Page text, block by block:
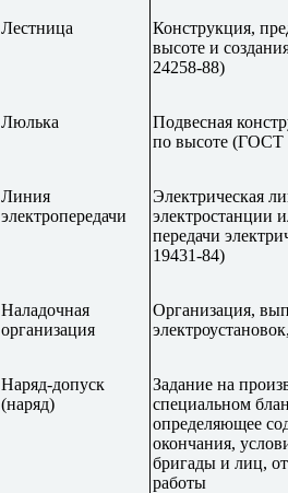
Лестница
Конструкция,
высоте и
24258-88)
Люлька
Подвесная
по высоте (ГОСТ
Линия
электропередачи
Электрическая
электростанции
передачи
19431-84)
Наладочная
организация
Организация,
Наряд-допуск
(наряд)
Задание на
специальном
определяющее
окончания,
бригады и лиц,
работы